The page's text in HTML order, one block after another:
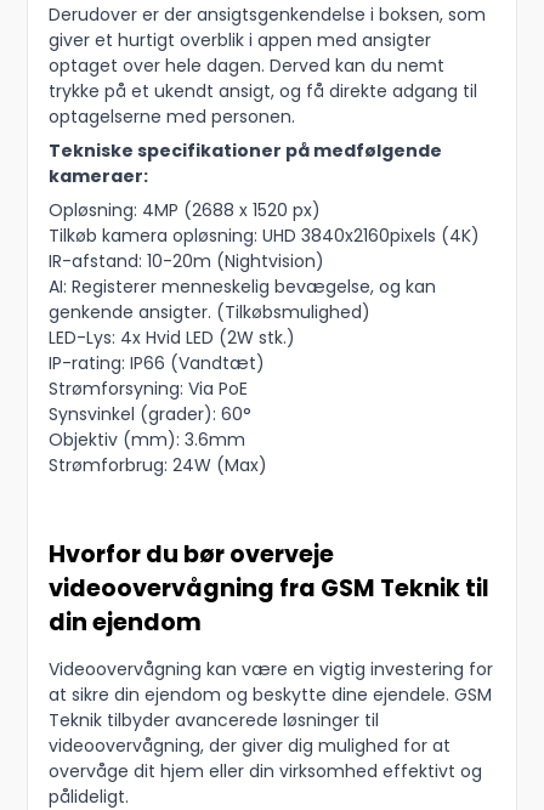
Derudover er der ansigtsgenkendelse i boksen, som
giver et hurtigt overblik i appen med ansigter
optaget over hele dagen. Derved kan du nemt
trykke på et ukendt ansigt, og få direkte adgang til
optagelserne med personen.
Tekniske specifikationer på medfølgende
kameraer:
Opløsning: 4MP (2688 x 1520 px)
Tilkøb kamera opløsning: UHD 3840x2160pixels (4K)
IR-afstand: 10-20m (Nightvision)
AI: Registerer menneskelig bevægelse, og kan
genkende ansigter. (Tilkøbsmulighed)
LED-Lys: 4x Hvid LED (2W stk.)
IP-rating: IP66 (Vandtæt)
Strømforsyning: Via PoE
Synsvinkel (grader): 60°
Objektiv (mm): 3.6mm
Strømforbrug: 24W (Max)
Hvorfor du bør overveje
videoovervågning fra GSM Teknik til
din ejendom
Videoovervågning kan være en vigtig investering for
at sikre din ejendom og beskytte dine ejendele. GSM
Teknik tilbyder avancerede løsninger til
videoovervågning, der giver dig mulighed for at
overvåge dit hjem eller din virksomhed effektivt og
pålideligt.